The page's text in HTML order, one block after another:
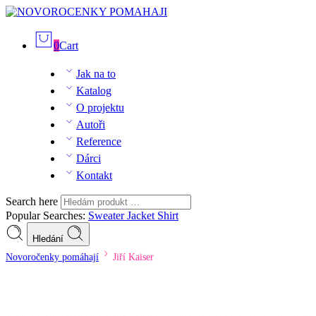
0Cart
Jak na to
Katalog
O projektu
Autoři
Reference
Dárci
Kontakt
Search here
Popular Searches: SweaterJacket Shirt
Hledání
Novoročenky pomáhají Jiří Kaiser